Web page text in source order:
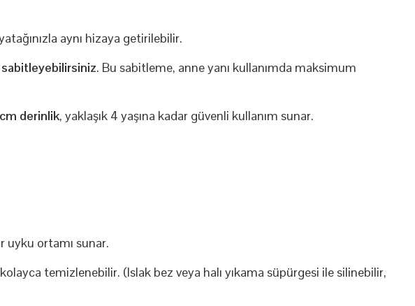
aynı hizaya getirilebilir.
sabitleyebilirsiniz. Bu sabitleme, anne yanı kullanımda maksimum
derinlik, yaklaşık 4 yaşına kadar güvenli kullanım sunar.
uyku ortamı sunar.
temizlenebilir. (Islak bez veya halı yıkama süpürgesi ile silinebilir,